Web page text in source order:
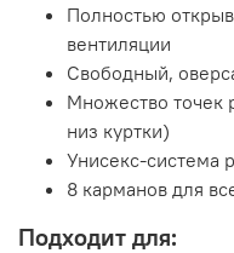
Полностью
вентиляции
Свободный,
Множество точек
низ куртки)
Унисекс-система
8 карманов для
Подходит для: